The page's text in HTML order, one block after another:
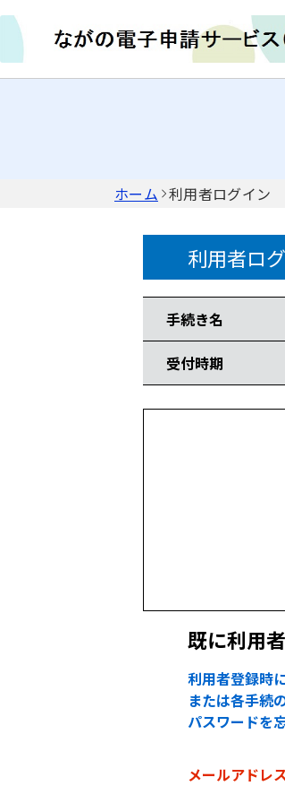
ホーム 利用者ログイン
利用者ロ
手続き名
受付時期
既に利用
利用者登録時
または各手続
パスワードを
メールアドレ